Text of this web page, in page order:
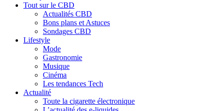
Tout sur le CBD
Actualités CBD
Bons plans et Astuces
Sondages CBD
Lifestyle
Mode
Gastronomie
Musique
Cinéma
Les tendances Tech
Actualité
Toute la cigarette électronique